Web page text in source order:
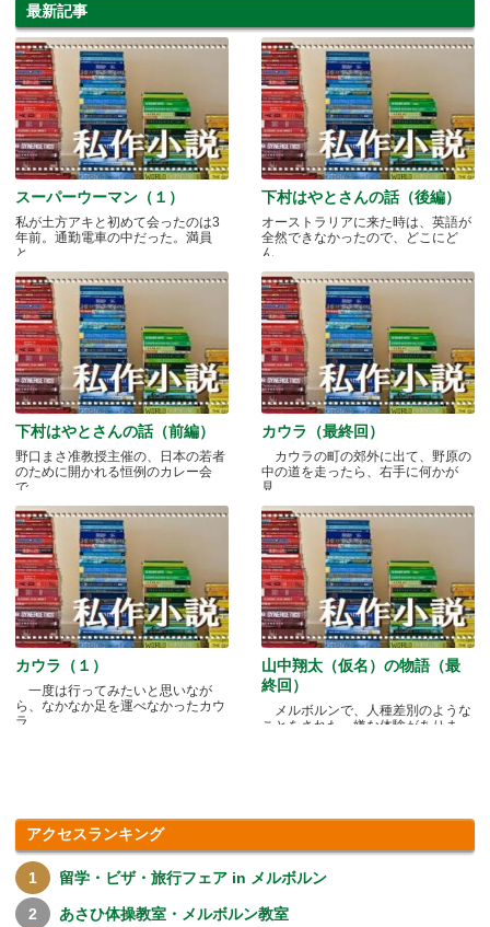
最新記事
スーパーウーマン（１）
私が土方アキと初めて会ったのは3
年前。通勤電車の中だった。満員
と.....
下村はやとさんの話（後編）
オーストラリアに来た時は、英語が
全然できなかったので、どこにど
ん.....
下村はやとさんの話（前編）
野口まさ准教授主催の、日本の若者
のために開かれる恒例のカレー会
で.....
カウラ（最終回）
カウラの町の郊外に出て、野原の
中の道を走ったら、右手に何かが
見.....
カウラ（１）
一度は行ってみたいと思いなが
ら、なかなか足を運べなかったカウ
ラ.....
山中翔太（仮名）の物語（最
終回）
メルボルンで、人種差別のような
ことをされた、嫌な体験がありま
アクセスランキング
留学・ビザ・旅行フェア in メルボルン
あさひ体操教室・メルボルン教室